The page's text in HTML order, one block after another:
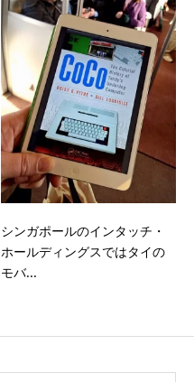
シンガポールのインタッチ・
ホールディングスではタイの
モバ...